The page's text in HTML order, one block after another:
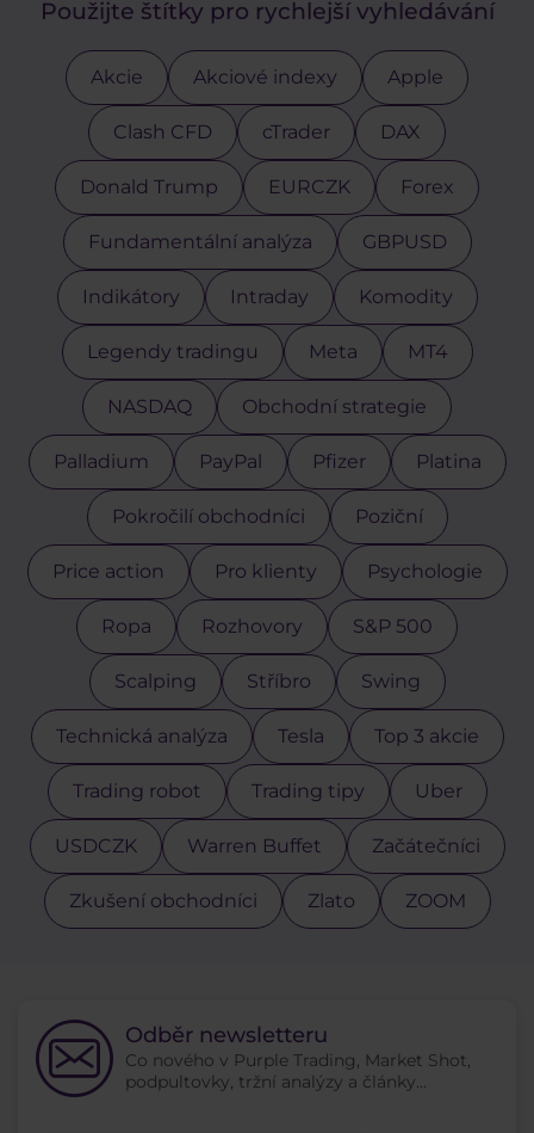
Použijte štítky pro rychlejší vyhledávání
Akcie Akciové indexy Apple
Clash CFD cTrader DAX
Donald Trump EURCZK Forex
Fundamentální analýza GBPUSD
Indikátory Intraday Komodity
Legendy tradingu Meta MT4
NASDAQ Obchodní strategie
Palladium PayPal Pfizer Platina
Pokročilí obchodníci Poziční
Price action Pro klienty Psychologie
Ropa Rozhovory S&P 500
Scalping Stříbro Swing
Technická analýza Tesla Top 3 akcie
Trading robot Trading tipy Uber
USDCZK Warren Buffet Začátečníci
Zkušení obchodníci Zlato ZOOM
Odběr newsletteru
Co nového v Purple Trading, Market Shot,
podpultovky, tržní analýzy a články...